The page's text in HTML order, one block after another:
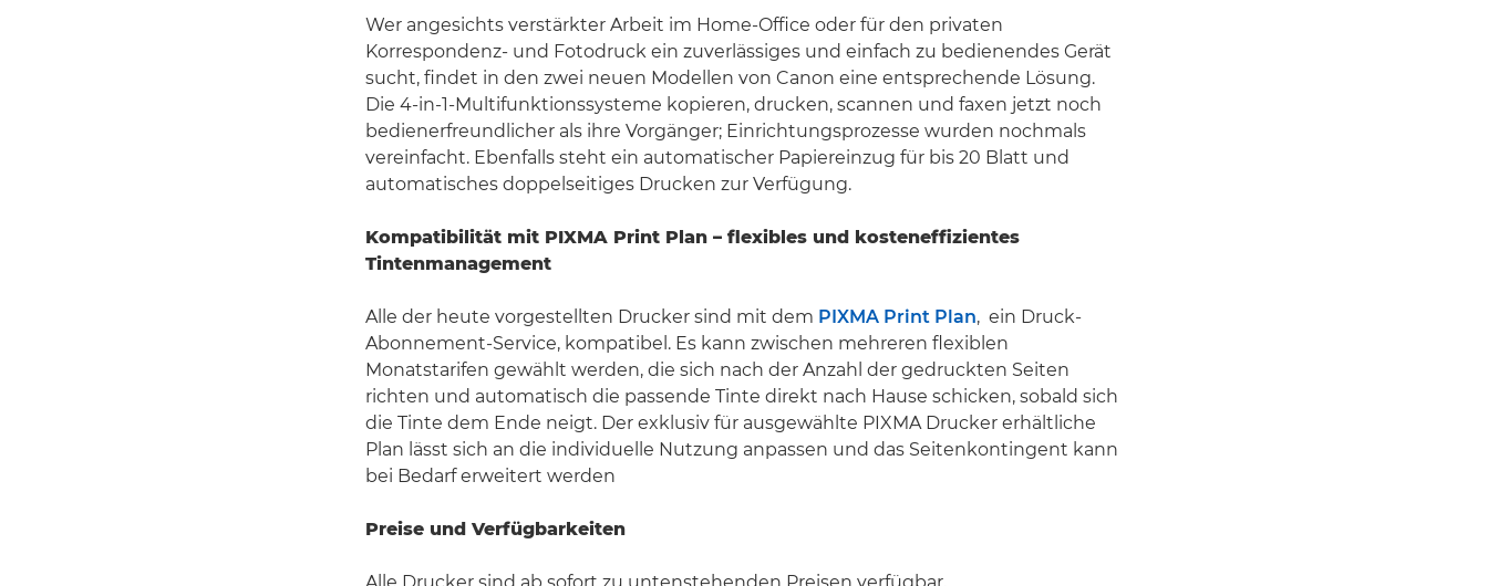
Wer angesichts verstärkter Arbeit im Home-Office oder für den privaten
Korrespondenz- und Fotodruck ein zuverlässiges und einfach zu bedienendes Gerät
sucht, findet in den zwei neuen Modellen von Canon eine entsprechende Lösung.
Die 4-in-1-Multifunktionssysteme kopieren, drucken, scannen und faxen jetzt noch
bedienerfreundlicher als ihre Vorgänger; Einrichtungsprozesse wurden nochmals
vereinfacht. Ebenfalls steht ein automatischer Papiereinzug für bis 20 Blatt und
automatisches doppelseitiges Drucken zur Verfügung.
Kompatibilität mit PIXMA Print Plan – flexibles und kosteneffizientes
Tintenmanagement
Alle der heute vorgestellten Drucker sind mit dem PIXMA Print Plan, ein Druck-
Abonnement-Service, kompatibel. Es kann zwischen mehreren flexiblen
Monatstarifen gewählt werden, die sich nach der Anzahl der gedruckten Seiten
richten und automatisch die passende Tinte direkt nach Hause schicken, sobald sich
die Tinte dem Ende neigt. Der exklusiv für ausgewählte PIXMA Drucker erhältliche
Plan lässt sich an die individuelle Nutzung anpassen und das Seitenkontingent kann
bei Bedarf erweitert werden
Preise und Verfügbarkeiten